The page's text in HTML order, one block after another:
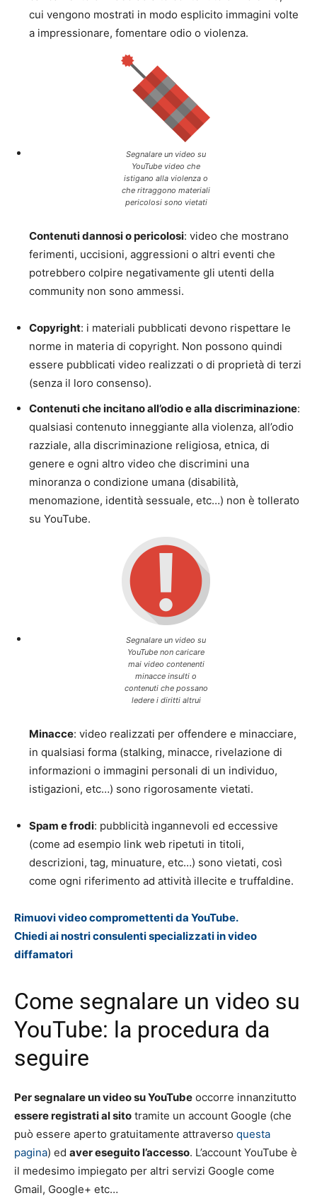
cui vengono mostrati in modo esplicito immagini volte
a impressionare, fomentare odio o violenza.
Segnalare un video su
YouTube video che
istigano alla violenza o
che ritraggono materiali
pericolosi sono vietati
Contenuti dannosi o pericolosi: video che mostrano
ferimenti, uccisioni, aggressioni o altri eventi che
potrebbero colpire negativamente gli utenti della
community non sono ammessi.
Copyright: i materiali pubblicati devono rispettare le
norme in materia di copyright. Non possono quindi
essere pubblicati video realizzati o di proprietà di terzi
(senza il loro consenso).
Contenuti che incitano all’odio e alla discriminazione:
qualsiasi contenuto inneggiante alla violenza, all’odio
razziale, alla discriminazione religiosa, etnica, di
genere e ogni altro video che discrimini una
minoranza o condizione umana (disabilità,
menomazione, identità sessuale, etc…) non è tollerato
su YouTube.
Segnalare un video su
YouTube non caricare
mai video contenenti
minacce insulti o
contenuti che possano
ledere i diritti altrui
Minacce: video realizzati per offendere e minacciare,
in qualsiasi forma (stalking, minacce, rivelazione di
informazioni o immagini personali di un individuo,
istigazioni, etc…) sono rigorosamente vietati.
Spam e frodi: pubblicità ingannevoli ed eccessive
(come ad esempio link web ripetuti in titoli,
descrizioni, tag, minuature, etc…) sono vietati, così
come ogni riferimento ad attività illecite e truffaldine.
Rimuovi video compromettenti da YouTube.
Chiedi ai nostri consulenti specializzati in video
diffamatori
Come segnalare un video su
YouTube: la procedura da
seguire
Per segnalare un video su YouTube occorre innanzitutto
essere registrati al sito tramite un account Google (che
può essere aperto gratuitamente attraverso questa
pagina) ed aver eseguito l’accesso. L’account YouTube è
il medesimo impiegato per altri servizi Google come
Gmail, Google+ etc…